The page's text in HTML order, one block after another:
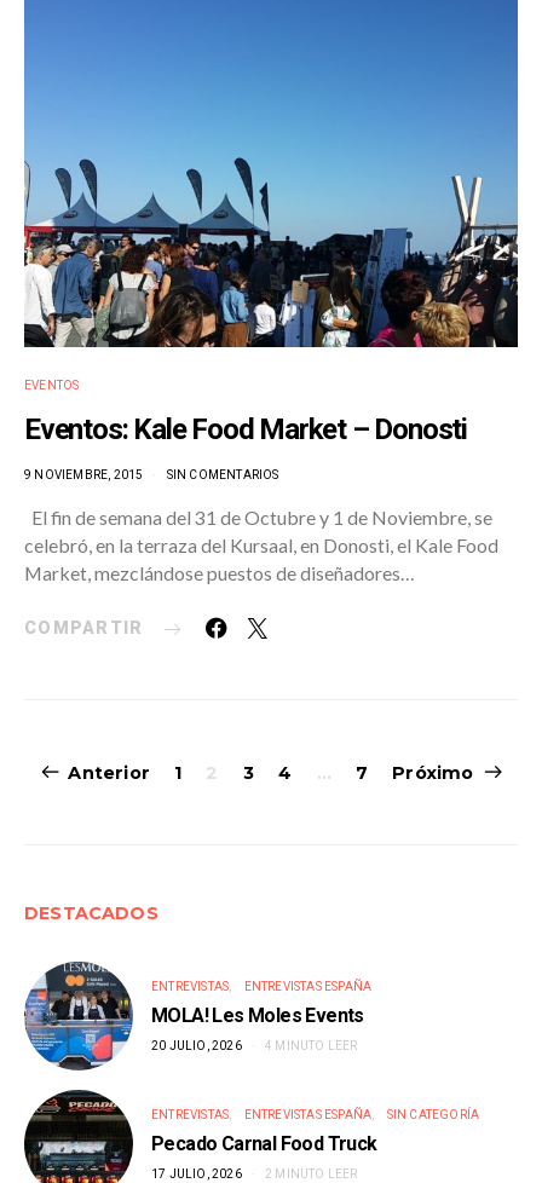
EVENTOS
Eventos: Kale Food Market – Donosti
9 NOVIEMBRE, 2015 SIN COMENTARIOS
El fin de semana del 31 de Octubre y 1 de Noviembre, se
celebró, en la terraza del Kursaal, en Donosti, el Kale Food
Market, mezclándose puestos de diseñadores…
COMPARTIR
Navegación
Anterior 1 2 3 4 … 7 Próximo
DESTACADOS
ENTREVISTAS ENTREVISTAS ESPAÑA
MOLA! Les Moles Events
20 JULIO, 2026 4 MINUTO LEER
ENTREVISTAS ENTREVISTAS ESPAÑA SIN CATEGORÍA
Pecado Carnal Food Truck
17 JULIO, 2026 2 MINUTO LEER